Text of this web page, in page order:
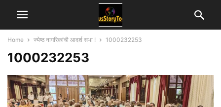
Home ज्येष्ठ नागरिकांची आदर्श सभा ! 1000232253
1000232253